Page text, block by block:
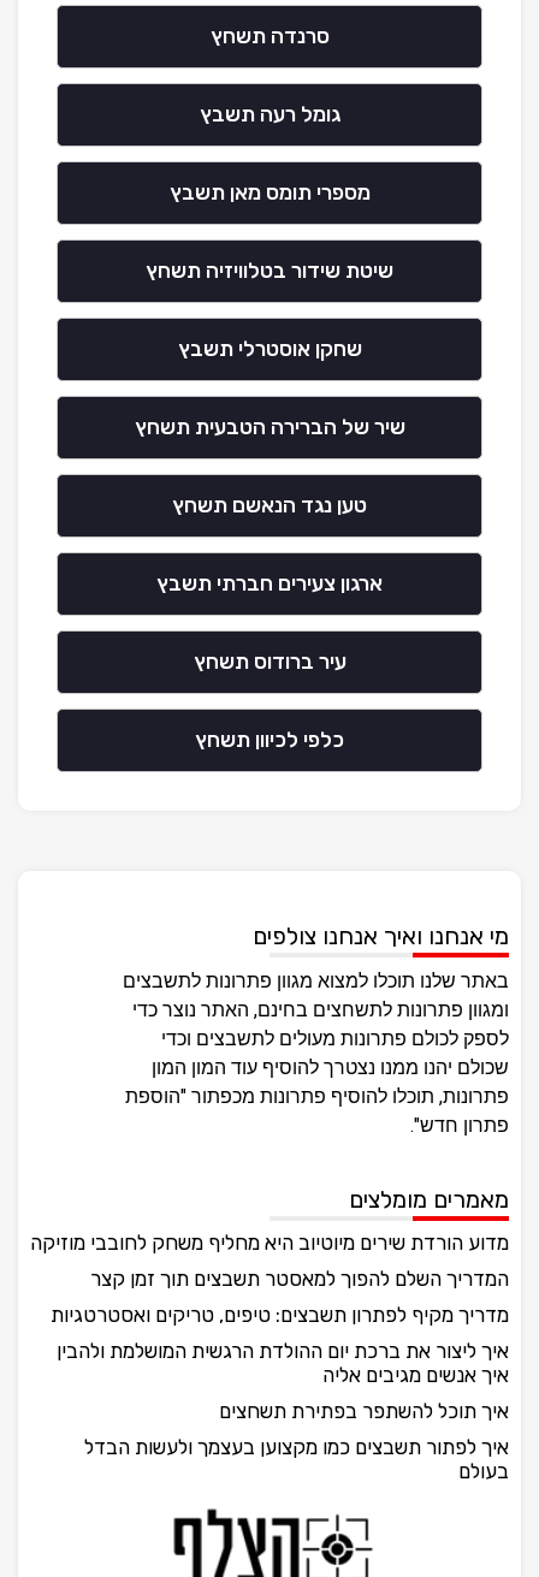
סרנדה תשחץ
גומל רעה תשבץ
מספרי תומס מאן תשבץ
שיטת שידור בטלוויזיה תשחץ
שחקן אוסטרלי תשבץ
שיר של הברירה הטבעית תשחץ
טען נגד הנאשם תשחץ
ארגון צעירים חברתי תשבץ
עיר ברודוס תשחץ
כלפי לכיוון תשחץ
מי אנחנו ואיך אנחנו צולפים
באתר שלנו תוכלו למצוא מגוון פתרונות לתשבצים
ומגוון פתרונות לתשחצים בחינם, האתר נוצר כדי
לספק לכולם פתרונות מעולים לתשבצים וכדי
שכולם יהנו ממנו נצטרך להוסיף עוד המון המון
פתרונות, תוכלו להוסיף פתרונות מכפתור "הוספת
פתרון חדש".
מאמרים מומלצים
מדוע הורדת שירים מיוטיוב היא מחליף משחק לחובבי מוזיקה
המדריך השלם להפוך למאסטר תשבצים תוך זמן קצר
מדריך מקיף לפתרון תשבצים: טיפים, טריקים ואסטרטגיות
איך ליצור את ברכת יום ההולדת הרגשית המושלמת ולהבין
איך אנשים מגיבים אליה
איך תוכל להשתפר בפתירת תשחצים
איך לפתור תשבצים כמו מקצוען בעצמך ולעשות הבדל
בעולם